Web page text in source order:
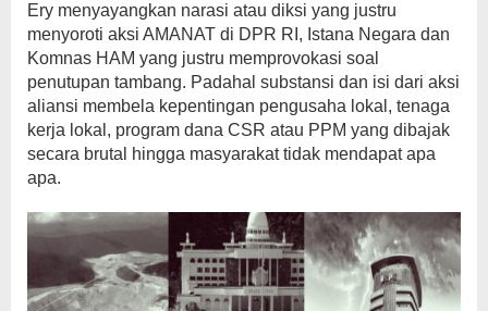
Ery menyayangkan narasi atau diksi yang justru
menyoroti aksi AMANAT di DPR RI, Istana Negara dan
Komnas HAM yang justru memprovokasi soal
penutupan tambang. Padahal substansi dan isi dari aksi
aliansi membela kepentingan pengusaha lokal, tenaga
kerja lokal, program dana CSR atau PPM yang dibajak
secara brutal hingga masyarakat tidak mendapat apa
apa.